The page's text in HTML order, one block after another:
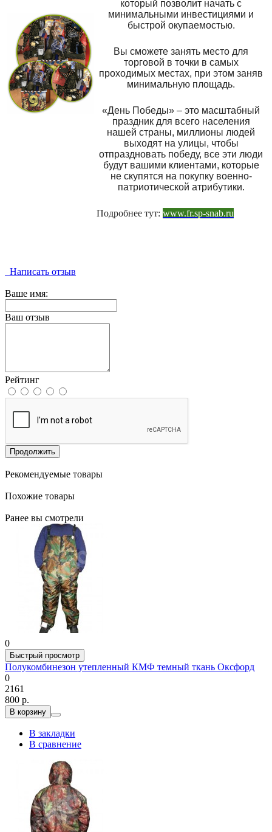
который позволит начать с
минимальными инвестициями и
быстрой окупаемостью.
Вы сможете занять место для
торговой в точки в самых
проходимых местах, при этом заняв
минимальную площадь.
«День Победы» – это масштабный
праздник для всего населения
нашей страны, миллионы людей
выходят на улицы, чтобы
отпраздновать победу, все эти люди
будут вашими клиентами, которые
не скупятся на покупку военно-
патриотической атрибутики.
Подробнее тут: www.fr.sp-snab.ru
Написать отзыв
Ваше имя:
Ваш отзыв
Рейтинг
Продолжить
Рекомендуемые товары
Похожие товары
Ранее вы смотрели
0
Быстрый просмотр
Полукомбинезон утепленный КМФ темный ткань Оксфорд
0
2161
800 р.
В корзину
В закладки
В сравнение